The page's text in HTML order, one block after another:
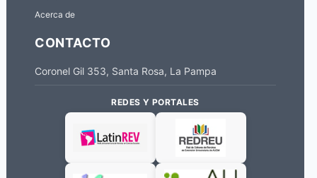
Acerca de
CONTACTO
Coronel Gil 353, Santa Rosa, La Pampa
REDES Y PORTALES